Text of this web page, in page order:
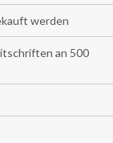
werden
an 500